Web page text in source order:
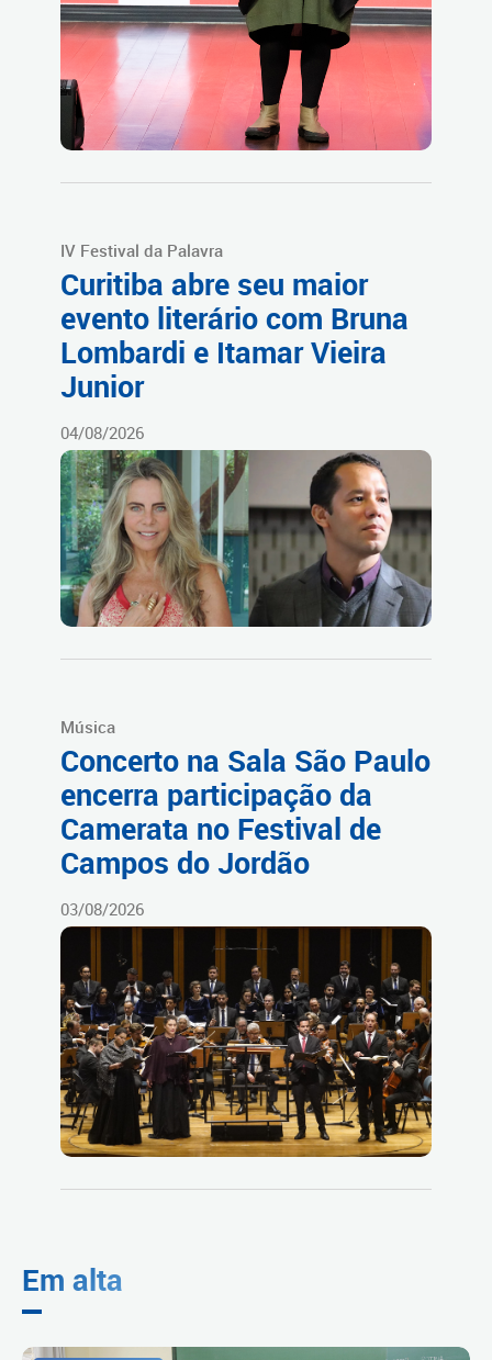
IV Festival da Palavra
Curitiba abre seu maior
evento literário com Bruna
Lombardi e Itamar Vieira
Junior
04/08/2026
Música
Concerto na Sala São Paulo
encerra participação da
Camerata no Festival de
Campos do Jordão
03/08/2026
Em alta